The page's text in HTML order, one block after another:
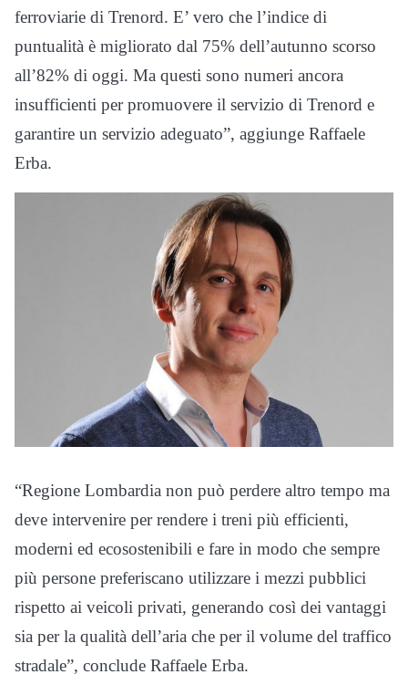
ferroviarie di Trenord. E’ vero che l’indice di
puntualità è migliorato dal 75% dell’autunno scorso
all’82% di oggi. Ma questi sono numeri ancora
insufficienti per promuovere il servizio di Trenord e
garantire un servizio adeguato”, aggiunge Raffaele
Erba.
“Regione Lombardia non può perdere altro tempo ma
deve intervenire per rendere i treni più efficienti,
moderni ed ecosostenibili e fare in modo che sempre
più persone preferiscano utilizzare i mezzi pubblici
rispetto ai veicoli privati, generando così dei vantaggi
sia per la qualità dell’aria che per il volume del traffico
stradale”, conclude Raffaele Erba.